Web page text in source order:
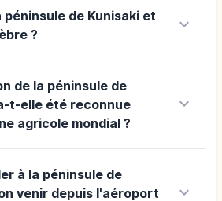
de Kunisaki et
?
keyboard_arrow_down
de la péninsule de
t-elle été reconnue
agricole mondial ?
keyboard_arrow_down
à la péninsule de
venir depuis l'aéroport
keyboard_arrow_down